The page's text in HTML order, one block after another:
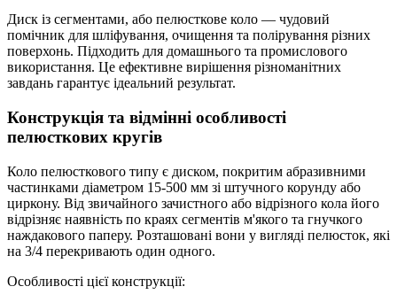
Диск із сегментами, або пелюсткове коло — чудовий
помічник для шліфування, очищення та полірування різних
поверхонь. Підходить для домашнього та промислового
використання. Це ефективне вирішення різноманітних
завдань гарантує ідеальний результат.
Конструкція та відмінні особливості
пелюсткових кругів
Коло пелюсткового типу є диском, покритим абразивними
частинками діаметром 15-500 мм зі штучного корунду або
циркону. Від звичайного зачистного або відрізного кола його
відрізняє наявність по краях сегментів м'якого та гнучкого
наждакового паперу. Розташовані вони у вигляді пелюсток, які
на 3/4 перекривають один одного.
Особливості цієї конструкції: